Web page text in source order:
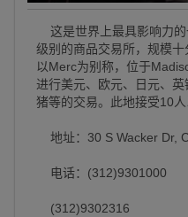
这是世界上最具影响力的
级别的商品交易所，规模十
以Merc为别称，位于
进行美元、欧元、日元、英
猪等的交易。此地接受10人
地址：30 S Wacker Dr,
电话：(312)9301000
(312)9302316